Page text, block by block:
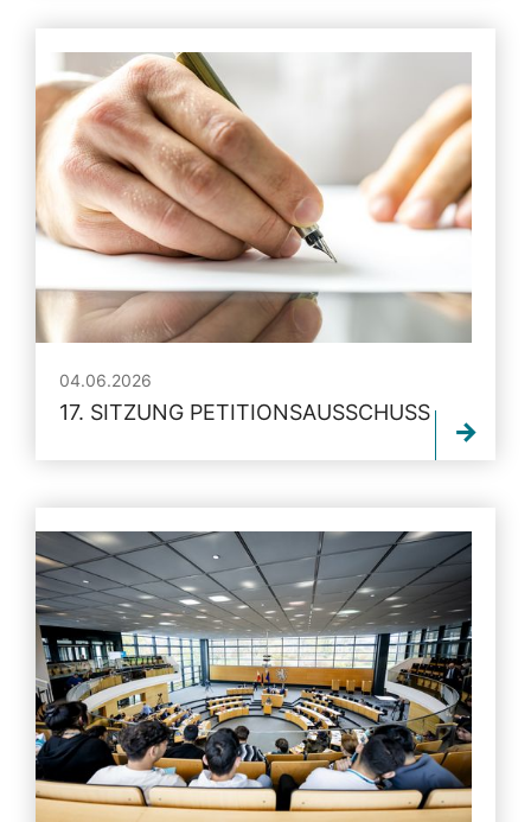
04.06.2026
17. SITZUNG PETITIONSAUSSCHUSS